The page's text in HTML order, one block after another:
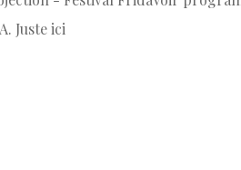
Juste ici